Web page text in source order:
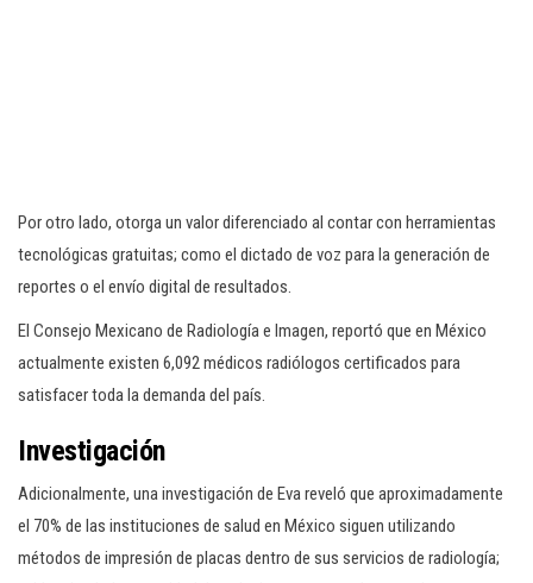
Por otro lado, otorga un valor diferenciado al contar con herramientas
tecnológicas gratuitas; como el dictado de voz para la generación de
reportes o el envío digital de resultados.
El Consejo Mexicano de Radiología e Imagen, reportó que en México
actualmente existen 6,092 médicos radiólogos certificados para
satisfacer toda la demanda del país.
Investigación
Adicionalmente, una investigación de Eva reveló que aproximadamente
el 70% de las instituciones de salud en México siguen utilizando
métodos de impresión de placas dentro de sus servicios de radiología;